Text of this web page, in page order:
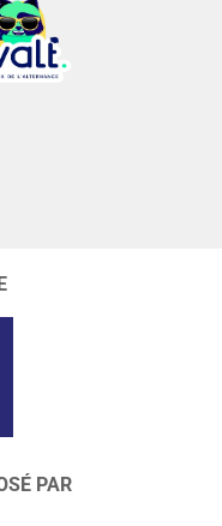
PAR